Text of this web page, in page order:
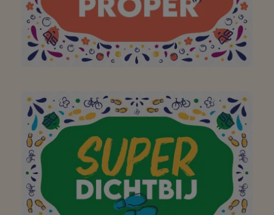
Aan mijn favoriete
buurtsuper om zich
dagelijks in te zetten
voor een propere
buurt(super)! Bedankt!